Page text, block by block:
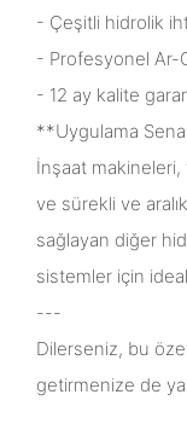
- Çeşitli hidrolik
- Profesyonel Ar-
- 12 ay kalite
**Uygulama
İnşaat makineleri,
ve sürekli ve
sağlayan diğer
sistemler için
---
Dilerseniz, bu
getirmenize de